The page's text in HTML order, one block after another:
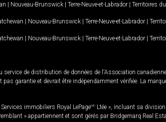
| Nouveau-Brunswick | Terre-Neuve-et-Labrador | Territoires
| Nouveau-Brunswick | Terre-Neuve-et-Labrador |
| Nouveau-Brunswick | Terre-Neuve-et-Labrador |
service de distribution de données de l'Association
garantie et devrait être indépendamment vérifiée. La
immobiliers Royal LePageMD Ltée », incluant sa
» appartiennent et sont gérés par Bridgemarq Real